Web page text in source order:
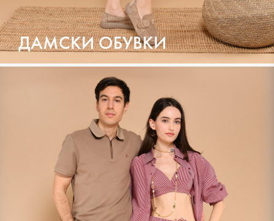
ДАМСКИ ОБУВКИ